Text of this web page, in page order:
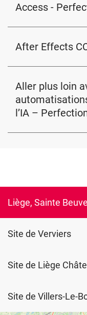
Access -
After Effects
Aller plus loin
l’IA –
Liège, Sainte Beuve
Site de Verviers
Site de Liège
Site de Villers-Le-